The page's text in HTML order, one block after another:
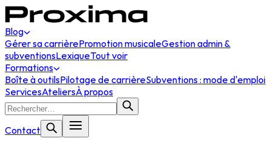
Blog
Gérer sa carrièrePromotion musicaleGestion admin &
subventionsLexiqueTout voir
Formations
Boîte à outilsPilotage de carrièreSubventions : mode d'emploi
ServicesAteliersÀ propos
Contact